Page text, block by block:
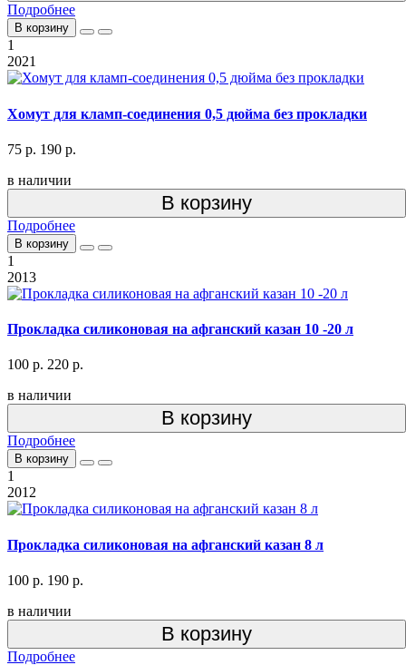
Подробнее
В корзину
1
2021
Хомут для кламп-соединения 0,5 дюйма без прокладки
75 р. 190 р.
в наличии
В корзину
Подробнее
В корзину
1
2013
Прокладка силиконовая на афганский казан 10 -20 л
100 р. 220 р.
в наличии
В корзину
Подробнее
В корзину
1
2012
Прокладка силиконовая на афганский казан 8 л
100 р. 190 р.
в наличии
В корзину
Подробнее